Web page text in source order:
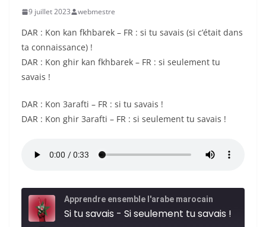
9 juillet 2023 webmestre
DAR : Kon kan fkhbarek – FR : si tu savais (si c’était dans
ta connaissance) !
DAR : Kon ghir kan fkhbarek – FR : si seulement tu
savais !
DAR : Kon 3arafti – FR : si tu savais !
DAR : Kon ghir 3arafti – FR : si seulement tu savais !
Apprendre ensemble l'arabe marocain
Si tu savais - Si seulement tu savais !